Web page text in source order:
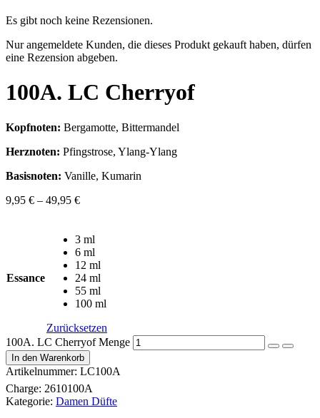
Es gibt noch keine Rezensionen.
Nur angemeldete Kunden, die dieses Produkt gekauft haben, dürfen
eine Rezension abgeben.
100A. LC Cherryof
Kopfnoten: Bergamotte, Bittermandel
Herznoten: Pfingstrose, Ylang-Ylang
Basisnoten: Vanille, Kumarin
9,95 € – 49,95 €
Essance
3 ml
6 ml
12 ml
24 ml
55 ml
100 ml
Zurücksetzen
100A. LC Cherryof Menge
In den Warenkorb
Artikelnummer: LC100A
Charge: 2610100A
Kategorie: Damen Düfte